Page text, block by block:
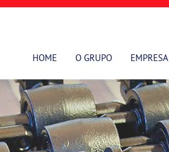
HOME O GRUPO EMPRESA